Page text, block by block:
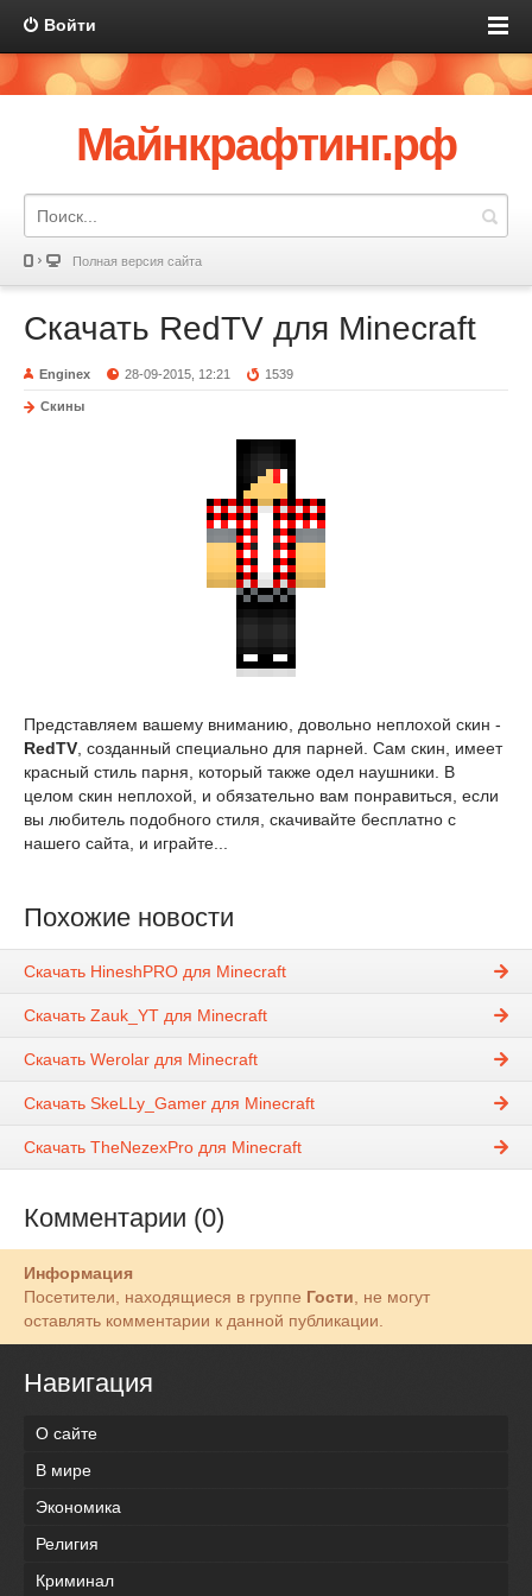
Войти
Майнкрафтинг.рф
Полная версия сайта
Скачать RedTV для Minecraft
Enginex 28-09-2015, 12:21 1539
Скины
Представляем вашему вниманию, довольно неплохой скин -
RedTV , созданный специально для парней. Сам скин, имеет
красный стиль парня, который также одел наушники. В
целом скин неплохой, и обязательно вам понравиться, если
вы любитель подобного стиля, скачивайте бесплатно с
нашего сайта, и играйте...
Похожие новости
Скачать HineshPRO для Minecraft
Скачать Zauk_YT для Minecraft
Скачать Werolar для Minecraft
Скачать SkeLLy_Gamer для Minecraft
Скачать TheNezexPro для Minecraft
Комментарии (0)
Информация
Посетители, находящиеся в группе Гости, не могут
оставлять комментарии к данной публикации.
Навигация
О сайте
В мире
Экономика
Религия
Криминал